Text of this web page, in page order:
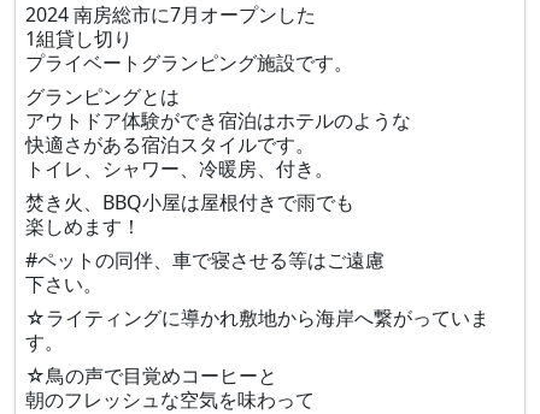
2024 南房総市に7月オープンした
1組貸し切り
プライベートグランピング施設です。
グランピングとは
アウトドア体験ができ宿泊はホテルのような
快適さがある宿泊スタイルです。
トイレ、シャワー、冷暖房、付き。
焚き火、BBQ小屋は屋根付きで雨でも
楽しめます！
#ペットの同伴、車で寝させる等はご遠慮
下さい。
☆ライティングに導かれ敷地から海岸へ繋がっていま
す。
☆鳥の声で目覚めコーヒーと
朝のフレッシュな空気を味わって